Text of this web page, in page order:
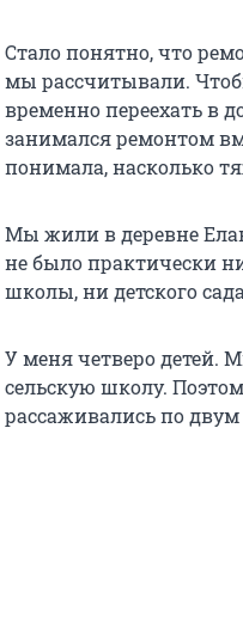
Стало понятно, что
мы рассчитывали.
временно переехать в
занимался ремонтом
понимала, насколько
Мы жили в деревне
не было практически
школы, ни детского
У меня четверо детей.
сельскую школу.
рассаживались по